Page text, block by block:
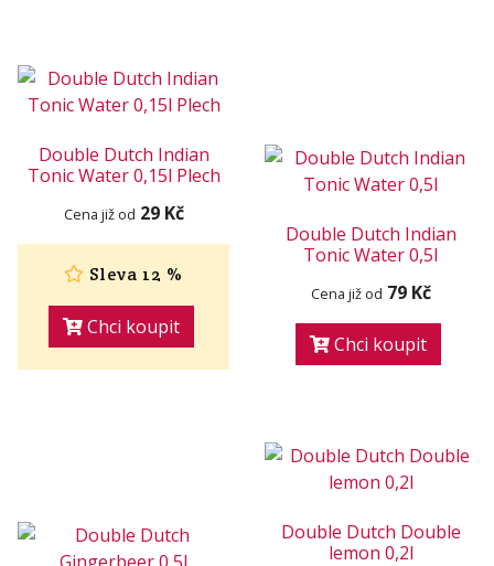
Double Dutch Indian
Tonic Water 0,15l Plech
Cena již od 29 Kč
Sleva 12 %
Chci koupit
Double Dutch Indian
Tonic Water 0,5l
Cena již od 79 Kč
Chci koupit
Double Dutch Double
lemon 0,2l